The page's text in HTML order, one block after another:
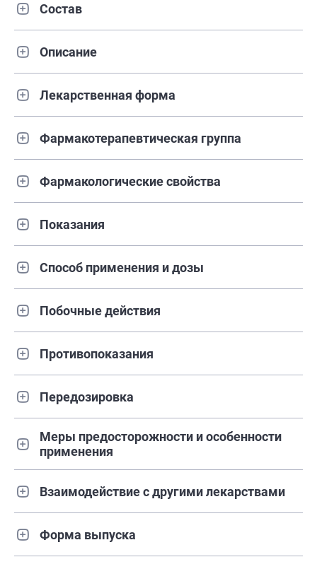
Состав
Описание
Лекарственная форма
Фармакотерапевтическая группа
Фармакологические свойства
Показания
Способ применения и дозы
Побочные действия
Противопоказания
Передозировка
Меры предосторожности и особенности
применения
Взаимодействие с другими лекарствами
Форма выпуска